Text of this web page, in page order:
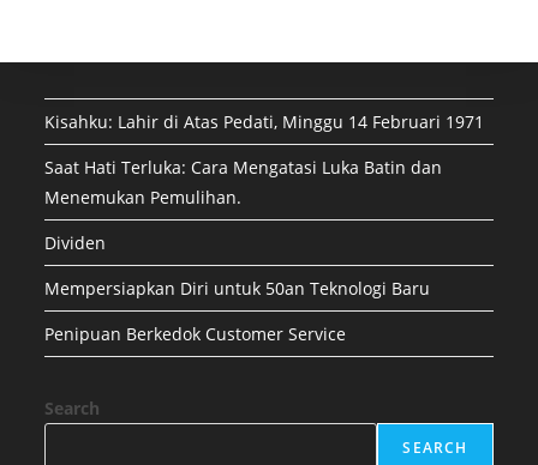
Kisahku: Lahir di Atas Pedati, Minggu 14 Februari 1971
Saat Hati Terluka: Cara Mengatasi Luka Batin dan
Menemukan Pemulihan.
Dividen
Mempersiapkan Diri untuk 50an Teknologi Baru
Penipuan Berkedok Customer Service
Search
SEARCH